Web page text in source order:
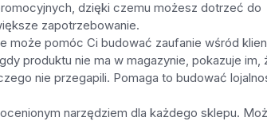
dzięki czemu możesz dotrzeć do
zapotrzebowanie.
może pomóc Ci budować zaufanie wśród
produktu nie ma w magazynie, pokazuje im,
nie przegapili. Pomaga to budować
narzędziem dla każdego sklepu.